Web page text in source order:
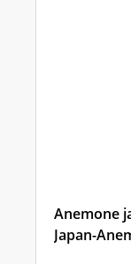
Anemone
Japan-